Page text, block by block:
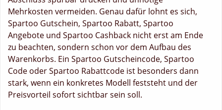
Mehrkosten vermeiden. Genau dafür lohnt es sich,
Spartoo Gutschein, Spartoo Rabatt, Spartoo
Angebote und Spartoo Cashback nicht erst am Ende
zu beachten, sondern schon vor dem Aufbau des
Warenkorbs. Ein Spartoo Gutscheincode, Spartoo
Code oder Spartoo Rabattcode ist besonders dann
stark, wenn ein konkretes Modell feststeht und der
Preisvorteil sofort sichtbar sein soll.